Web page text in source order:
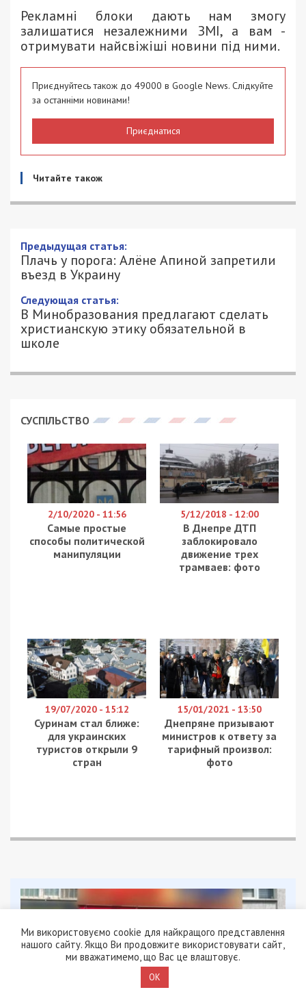
Рекламні блоки дають нам змогу
залишатися незалежними ЗМІ, а вам -
отримувати найсвіжіші новини під ними.
Приєднуйтесь також до 49000 в Google News. Слідкуйте
за останніми новинами!
Приєднатися
Читайте також
Предыдущая статья:
Плачь у порога: Алёне Апиной запретили
въезд в Украину
Следующая статья:
В Минобразования предлагают сделать
христианскую этику обязательной в
школе
СУСПІЛЬСТВО
2/10/2020 - 11:56
Самые простые
способы политической
манипуляции
5/12/2018 - 12:00
В Днепре ДТП
заблокировало
движение трех
трамваев: фото
19/07/2020 - 15:12
Суринам стал ближе:
для украинских
туристов открыли 9
стран
15/01/2021 - 13:50
Днепряне призывают
министров к ответу за
тарифный произвол:
фото
Ми використовуємо cookie для найкращого представлення
нашого сайту. Якщо Ви продовжите використовувати сайт,
ми вважатимемо, що Вас це влаштовує.
OK